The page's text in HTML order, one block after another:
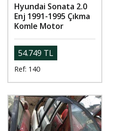
Hyundai Sonata 2.0
Enj 1991-1995 Çıkma
Komle Motor
54.749 TL
Ref: 140